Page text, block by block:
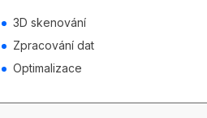
3D skenování
Zpracování dat
Optimalizace